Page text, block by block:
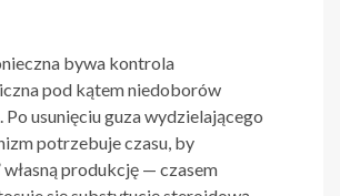
bywa kontrola
pod kątem niedoborów
Po usunięciu guza wydzielającego
potrzebuje czasu, by
produkcję — czasem